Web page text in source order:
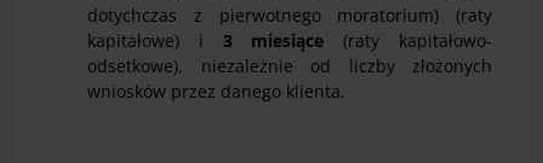
dotychczas z pierwotnego moratorium) (raty
kapitałowe) i 3 miesiące (raty kapitałowo-
odsetkowe), niezależnie od liczby złożonych
wniosków przez danego klienta.